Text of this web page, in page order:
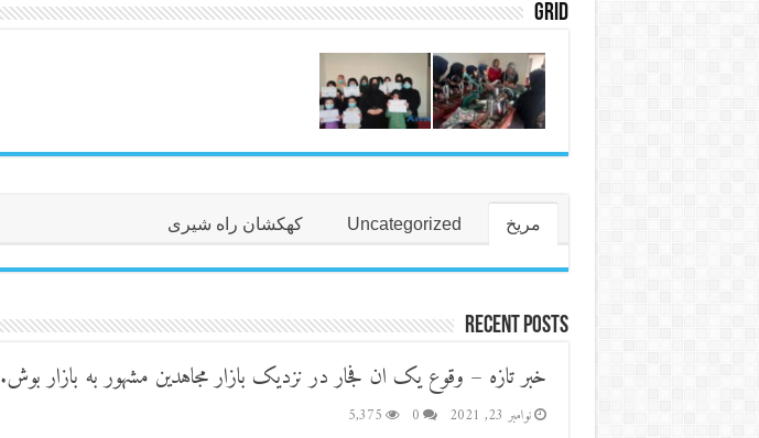
Grid
مریخ Uncategorized کهکشان راه شیری
Recent Posts
خبر تازه – وقوع یک ان فجار در نزدیک بازار مجاهدین مشهور به بازار بوش.
نوامبر 23, 2021 0
5,375